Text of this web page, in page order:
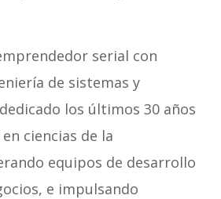
serial con
de sistemas y
los últimos 30 años
ciencias de la
equipos de desarrollo
e impulsando